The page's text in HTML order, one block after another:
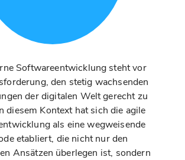
Softwareentwicklung steht vor
den stetig wachsenden
der digitalen Welt gerecht zu
diesem Kontext hat sich die agile
als eine wegweisende
etabliert, die nicht nur den
Ansätzen überlegen ist, sondern